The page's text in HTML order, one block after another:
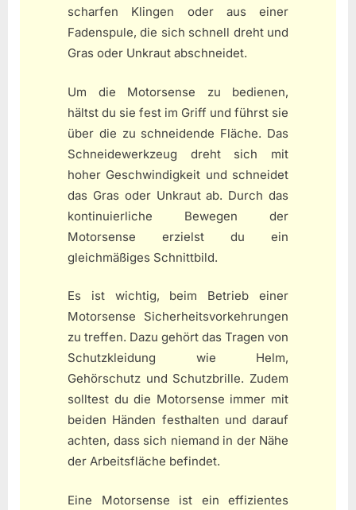
scharfen Klingen oder aus einer
Fadenspule, die sich schnell dreht und
Gras oder Unkraut abschneidet.
Um die Motorsense zu bedienen,
hältst du sie fest im Griff und führst sie
über die zu schneidende Fläche. Das
Schneidewerkzeug dreht sich mit
hoher Geschwindigkeit und schneidet
das Gras oder Unkraut ab. Durch das
kontinuierliche Bewegen der
Motorsense erzielst du ein
gleichmäßiges Schnittbild.
Es ist wichtig, beim Betrieb einer
Motorsense Sicherheitsvorkehrungen
zu treffen. Dazu gehört das Tragen von
Schutzkleidung wie Helm,
Gehörschutz und Schutzbrille. Zudem
solltest du die Motorsense immer mit
beiden Händen festhalten und darauf
achten, dass sich niemand in der Nähe
der Arbeitsfläche befindet.
Eine Motorsense ist ein effizientes